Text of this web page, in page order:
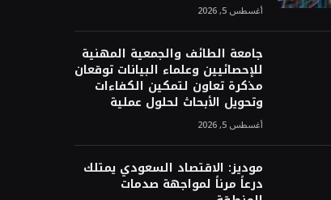
أغسطس 5, 2026
جامعة الطائف والجمعية المهنية
للإحصائيين وعلماء البيانات توقعان
مذكرة تعاون لتمكين الكفاءات
وتحويل الأبحاث لحلول عملية
أغسطس 5, 2026
موديز: الاقتصاد السعودي يمتلك
درعاً مرناً لمواجهة صدمات